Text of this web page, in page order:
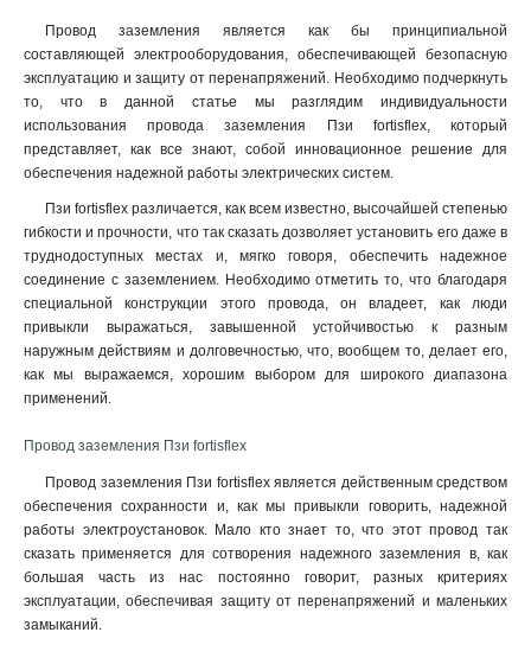
Провод заземления является как бы принципиальной
составляющей электрооборудования, обеспечивающей безопасную
эксплуатацию и защиту от перенапряжений. Необходимо подчеркнуть
то, что в данной статье мы разглядим индивидуальности
использования провода заземления Пзи fortisflex, который
представляет, как все знают, собой инновационное решение для
обеспечения надежной работы электрических систем.
Пзи fortisflex различается, как всем известно, высочайшей степенью
гибкости и прочности, что так сказать дозволяет установить его даже в
труднодоступных местах и, мягко говоря, обеспечить надежное
соединение с заземлением. Необходимо отметить то, что благодаря
специальной конструкции этого провода, он владеет, как люди
привыкли выражаться, завышенной устойчивостью к разным
наружным действиям и долговечностью, что, вообщем то, делает его,
как мы выражаемся, хорошим выбором для широкого диапазона
применений.
Провод заземления Пзи fortisflex
Провод заземления Пзи fortisflex является действенным средством
обеспечения сохранности и, как мы привыкли говорить, надежной
работы электроустановок. Мало кто знает то, что этот провод так
сказать применяется для сотворения надежного заземления в, как
большая часть из нас постоянно говорит, разных критериях
эксплуатации, обеспечивая защиту от перенапряжений и маленьких
замыканий.